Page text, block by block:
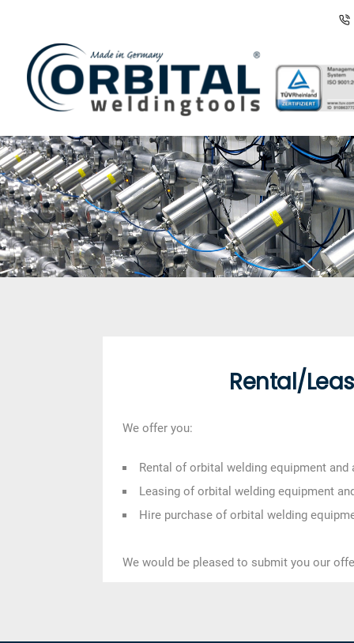
Rental/
We offer you:
Rental of orbital welding equipment and
Leasing of orbital welding equipment
Hire purchase of orbital welding
We would be pleased to submit you our